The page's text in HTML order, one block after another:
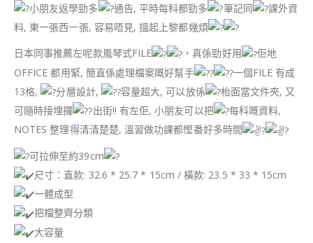
小朋友返學勁多
通告, 平時每科都勁多 筆記同
課外資
料, 東一張西一張, 容易唔見, 搵起上黎都幾煩
日本同事推薦左呢款風琴式FILE
，真係勁好用
佢地
OFFICE 都用緊, 簡直係處理檔案嘅好幫手
一個FILE 有成
13格,
分層設計, 容量超大, 可以放係
枱面當文件夾, 又
可隨時接埋攞
出街!! 有左佢, 小朋友可以把
每科嘅資料,
NOTES 整理得清清楚楚, 溫習做功課都慳番好多時間
可拉伸至約39cm
尺寸：直款: 32.6 * 25.7 * 15cm / 橫款: 23.5 * 33 * 15cm
一體成型
把檔整齊分類
大容量